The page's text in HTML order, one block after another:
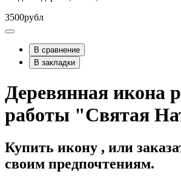
3500рубл
В сравнение
В закладки
Деревянная икона
работы "Святая
Купить икону , или
своим предпочтениям.